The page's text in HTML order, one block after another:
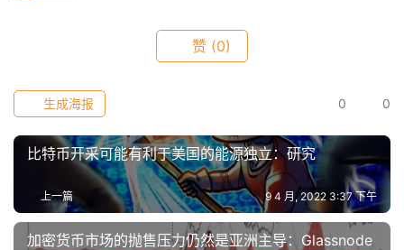
赞 (0)
0 0
生成海报
比特币开采可能有利于美国的能源独立：研究
上一篇 9 4 月, 2022 3:37 下午
加密货币市场的抛售压力仍然是亚洲主导：Glassnode